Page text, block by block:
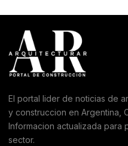
El portal lider de noticias de
y construccion en Argentina,
Informacion actualizada para
sector.